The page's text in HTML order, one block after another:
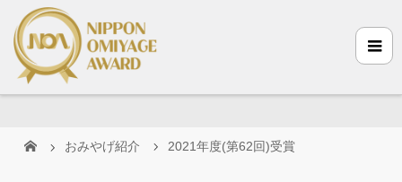
おみやげ紹介 2021年度(第62回)受賞